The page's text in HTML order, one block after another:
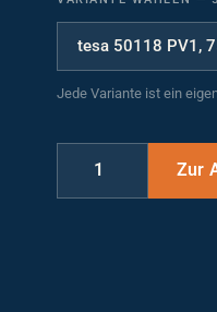
Jede Variante ist ein